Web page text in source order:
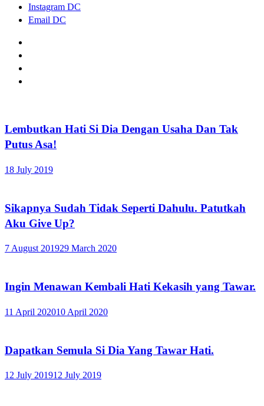
Instagram DC
Email DC
Lembutkan Hati Si Dia Dengan Usaha Dan Tak
Putus Asa!
18 July 2019
Sikapnya Sudah Tidak Seperti Dahulu. Patutkah
Aku Give Up?
7 August 201929 March 2020
Ingin Menawan Kembali Hati Kekasih yang Tawar.
11 April 202010 April 2020
Dapatkan Semula Si Dia Yang Tawar Hati.
12 July 201912 July 2019